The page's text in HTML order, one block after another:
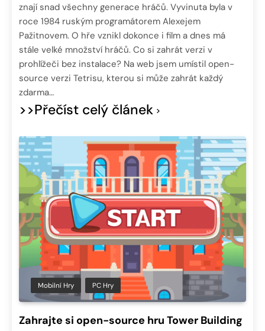
znají snad všechny generace hráčů. Vyvinuta byla v
roce 1984 ruským programátorem Alexejem
Pažitnovem. O hře vznikl dokonce i film a dnes má
stále velké množství hráčů. Co si zahrát verzi v
prohlížeči bez instalace? Na web jsem umístil open-
source verzi Tetrisu, kterou si může zahrát každý
zdarma…
>>Přečíst celý článek
Mobilní Hry PC Hry
Zahrajte si open-source hru Tower Building